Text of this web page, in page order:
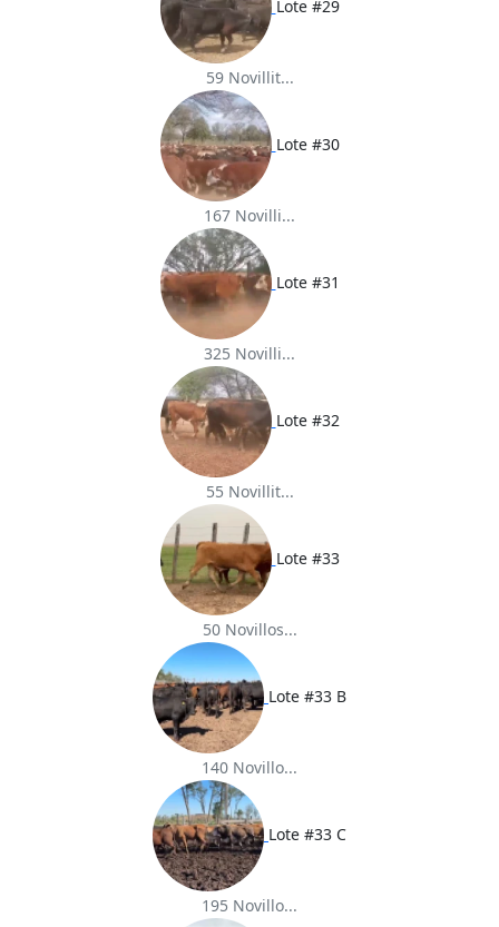
Lote #29
59 Novillit...
Lote #30
167 Novilli...
Lote #31
325 Novilli...
Lote #32
55 Novillit...
Lote #33
50 Novillos...
Lote #33 B
140 Novillo...
Lote #33 C
195 Novillo...